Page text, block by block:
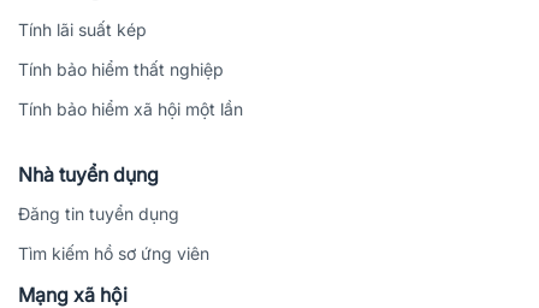
Tính lãi suất kép
Tính bảo hiểm thất nghiệp
Tính bảo hiểm xã hội một lần
Nhà tuyển dụng
Đăng tin tuyển dụng
Tìm kiếm hồ sơ ứng viên
Mạng xã hội